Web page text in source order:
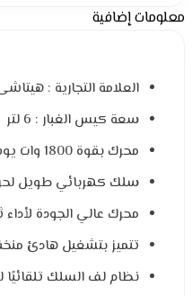
معلومات إضافية
العلامة التجارية :
سعة كيس الغبار : 6 لتر
محرك بقوة 1800 وات يوفر شفطًا قويًا وفعّالًا
سلك كهربائي طويل
محرك عالي الجودة
تتميز بتشغيل هادئ
نظام لف السلك تلقائيًا